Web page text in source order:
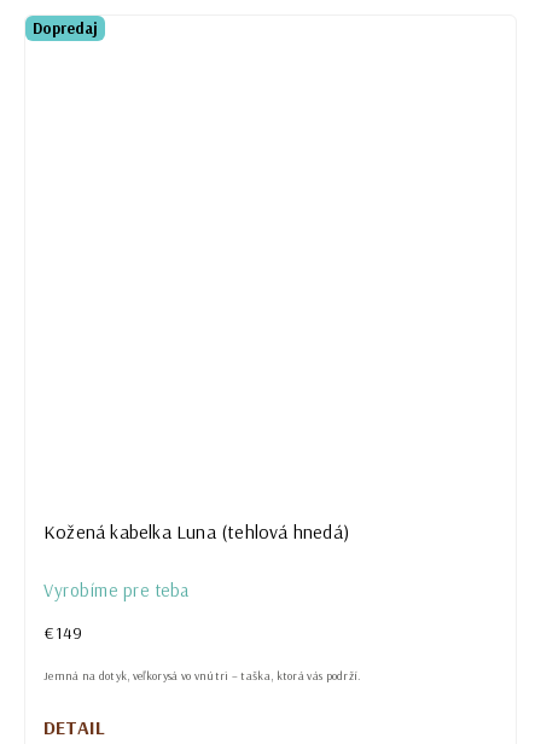
Dopredaj
Kožená kabelka Luna (tehlová hnedá)
Vyrobíme pre teba
€149
DETAIL
Jemná na dotyk, veľkorysá vo vnútri – taška, ktorá vás podrží.